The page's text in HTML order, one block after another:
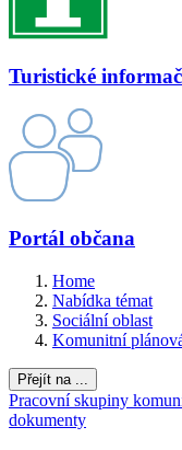
Turistické
Portál občana
Home
Nabídka témat
Sociální oblast
Komunitní
Přejít na ...
Pracovní skupiny
dokumenty